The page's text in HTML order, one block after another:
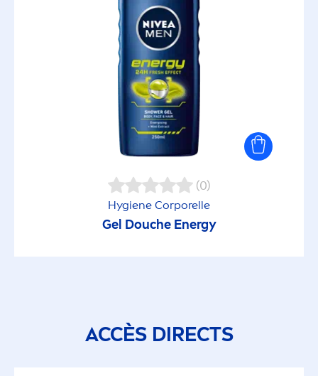
(0)
Hygiene Corporelle
Gel Douche Energy
ACCÈS DIRECTS